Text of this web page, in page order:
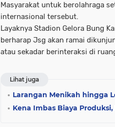
Masyarakat untuk berolahraga
internasional tersebut.
Layaknya Stadion Gelora Bung
berharap Jsg akan ramai
atau sekadar berinteraksi di
Lihat juga
Larangan Menikah hingga
Kena Imbas Biaya